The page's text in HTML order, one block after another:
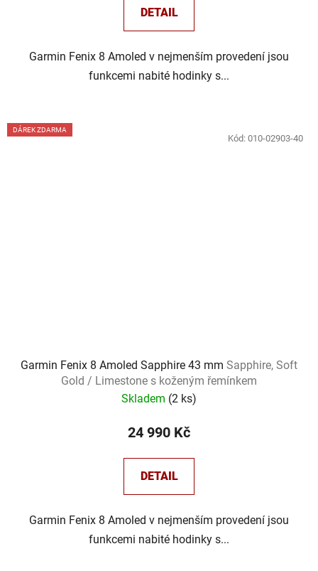
DETAIL
Garmin Fenix 8 Amoled v nejmenším provedení jsou
funkcemi nabité hodinky s...
DÁREK ZDARMA
Garmin Fenix 8 Amoled Sapphire 43 mm Sapphire, Soft
Gold / Limestone s koženým řemínkem
Skladem (2 ks)
24 990 Kč
DETAIL
Garmin Fenix 8 Amoled v nejmenším provedení jsou
funkcemi nabité hodinky s...
Kód: 010-02903-40